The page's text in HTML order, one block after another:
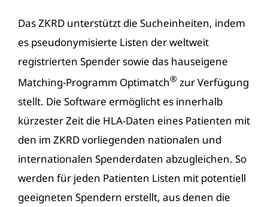
Das ZKRD unterstützt die Sucheinheiten, indem
es pseudonymisierte Listen der weltweit
registrierten Spender sowie das hauseigene
Matching-Programm Optimatch® zur Verfügung
stellt. Die Software ermöglicht es innerhalb
kürzester Zeit die HLA-Daten eines Patienten mit
den im ZKRD vorliegenden nationalen und
internationalen Spenderdaten abzugleichen. So
werden für jeden Patienten Listen mit potentiell
geeigneten Spendern erstellt, aus denen die